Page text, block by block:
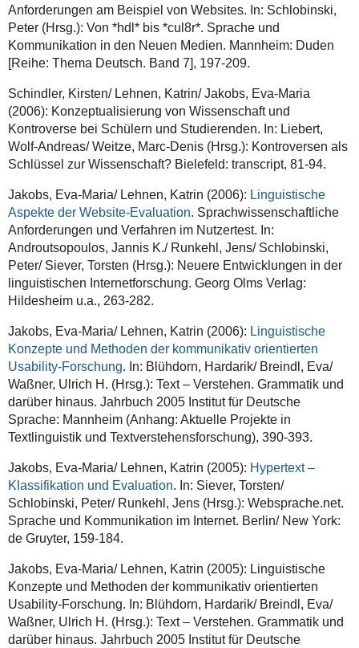
Anforderungen am Beispiel von Websites. In: Schlobinski,
Peter (Hrsg.): Von *hdl* bis *cul8r*. Sprache und
Kommunikation in den Neuen Medien. Mannheim: Duden
[Reihe: Thema Deutsch. Band 7], 197-209.
Schindler, Kirsten/ Lehnen, Katrin/ Jakobs, Eva-Maria
(2006): Konzeptualisierung von Wissenschaft und
Kontroverse bei Schülern und Studierenden. In: Liebert,
Wolf-Andreas/ Weitze, Marc-Denis (Hrsg.): Kontroversen als
Schlüssel zur Wissenschaft? Bielefeld: transcript, 81-94.
Jakobs, Eva-Maria/ Lehnen, Katrin (2006): Linguistische
Aspekte der Website-Evaluation. Sprachwissenschaftliche
Anforderungen und Verfahren im Nutzertest. In:
Androutsopoulos, Jannis K./ Runkehl, Jens/ Schlobinski,
Peter/ Siever, Torsten (Hrsg.): Neuere Entwicklungen in der
linguistischen Internetforschung. Georg Olms Verlag:
Hildesheim u.a., 263-282.
Jakobs, Eva-Maria/ Lehnen, Katrin (2006): Linguistische
Konzepte und Methoden der kommunikativ orientierten
Usability-Forschung. In: Blühdorn, Hardarik/ Breindl, Eva/
Waßner, Ulrich H. (Hrsg.): Text – Verstehen. Grammatik und
darüber hinaus. Jahrbuch 2005 Institut für Deutsche
Sprache: Mannheim (Anhang: Aktuelle Projekte in
Textlinguistik und Textverstehensforschung), 390-393.
Jakobs, Eva-Maria/ Lehnen, Katrin (2005): Hypertext –
Klassifikation und Evaluation. In: Siever, Torsten/
Schlobinski, Peter/ Runkehl, Jens (Hrsg.): Websprache.net.
Sprache und Kommunikation im Internet. Berlin/ New York:
de Gruyter, 159-184.
Jakobs, Eva-Maria/ Lehnen, Katrin (2005): Linguistische
Konzepte und Methoden der kommunikativ orientierten
Usability-Forschung. In: Blühdorn, Hardarik/ Breindl, Eva/
Waßner, Ulrich H. (Hrsg.): Text – Verstehen. Grammatik und
darüber hinaus. Jahrbuch 2005 Institut für Deutsche